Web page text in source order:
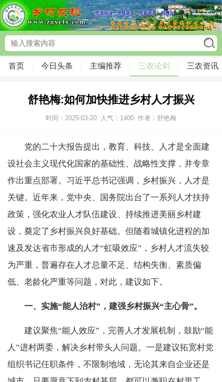
首页 今日头条 主编推荐 三农论剑 三农资讯
舒艳梅:如何加快推进乡村人才振兴
时间：2025-03-20 人气： 1400 作者：舒艳梅
党的二十大报告提出，教育、科技、人才是全面建
设社会主义现代化国家的基础性、战略性支撑，并专章
作出重点部署。习近平总书记强调，乡村振兴，人才是
关键。近年来，党中央、国务院出台了一系列人才扶持
政策，强化农业人才队伍建设、持续推进美丽乡村建
设，奠定了乡村振兴良好基础。但随着城镇化进程的加
速及发达省市形成的人才“虹吸效应”，乡村人才流失较
为严重，普遍存在人才总量不足、结构失衡、素质偏
低、老龄化严重等问题，对此，建议如下。
一、实施“能人治村”，建强乡村振兴“主心骨”。
建议聚焦“能人效应”，完善人才发展机制，鼓励“能
人”进村两委，解决乡村带头人问题。一是建议拓宽村党
组织书记任职条件，不限制地域，无论其来自企业还是